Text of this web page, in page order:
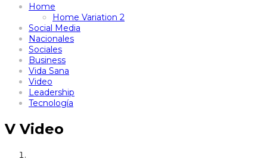
Home
Home Variation 2
Social Media
Nacionales
Sociales
Business
Vida Sana
Video
Leadership
Tecnología
V Video